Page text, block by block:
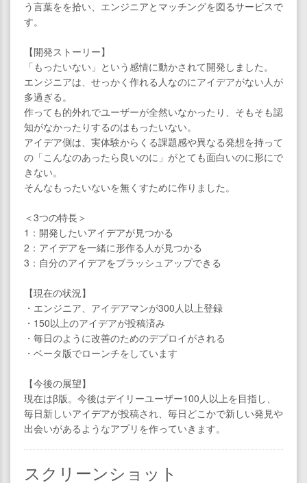
う言葉をを拾い、エンジニアとマッチングを図るサービスで
す。
【開発ストーリー】
「もったいない」という感情に動かされて開発しました。
エンジニアは、せっかく作れる人なのにアイデアがない人が
多過ぎる。
作っても的外れでユーザーが全然いなかったり、そもそも認
知がなかったりするのはもったいない。
アイデア側は、実体験からくる課題感や異なる発想を持って
の「こんなのあったら良いのに」がとても面白いのに形にで
きない。
そんなもったいないを無くすために作りました。
＜3つの特長＞
1：開発したいアイデアが見つかる
2：アイデアを一緒に形作る人が見つかる
3：自分のアイデアをブラッシュアップできる
【現在の状況】
・エンジニア、アイデアマンが300人以上登録
・150以上のアイデアが投稿済み
・毎日のように改善のためのデプロイがされる
・ベータ版でローンチをしています
【今後の展望】
現在はβ版。今後はデイリーユーザー100人以上を目指し、
毎日新しいアイデアが投稿され、毎日どこかで新しい発見や
出会いがあるようなアプリを作っていきます。
スクリーンショット